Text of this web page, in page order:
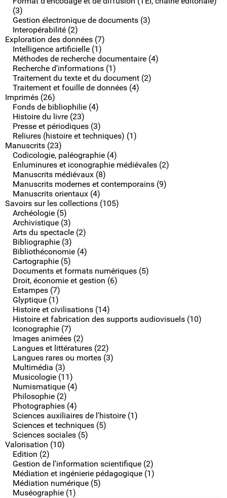
(3)
Gestion électronique de documents (3)
Interopérabilité (2)
Exploration des données (7)
Intelligence artificielle (1)
Méthodes de recherche documentaire (4)
Recherche d'informations (1)
Traitement du texte et du document (2)
Traitement et fouille de données (4)
Imprimés (26)
Fonds de bibliophilie (4)
Histoire du livre (23)
Presse et périodiques (3)
Reliures (histoire et techniques) (1)
Manuscrits (23)
Codicologie, paléographie (4)
Enluminures et iconographie médiévales (2)
Manuscrits médiévaux (8)
Manuscrits modernes et contemporains (9)
Manuscrits orientaux (4)
Savoirs sur les collections (105)
Archéologie (5)
Archivistique (3)
Arts du spectacle (2)
Bibliographie (3)
Bibliothéconomie (4)
Cartographie (5)
Documents et formats numériques (5)
Droit, économie et gestion (6)
Estampes (7)
Glyptique (1)
Histoire et civilisations (14)
Histoire et fabrication des supports audiovisuels (10)
Iconographie (7)
Images animées (2)
Langues et littératures (22)
Langues rares ou mortes (3)
Multimédia (3)
Musicologie (11)
Numismatique (4)
Philosophie (2)
Photographies (4)
Sciences auxiliaires de l'histoire (1)
Sciences et techniques (5)
Sciences sociales (5)
Valorisation (10)
Edition (2)
Gestion de l'information scientifique (2)
Médiation et ingénierie pédagogique (1)
Médiation numérique (5)
Muséographie (1)